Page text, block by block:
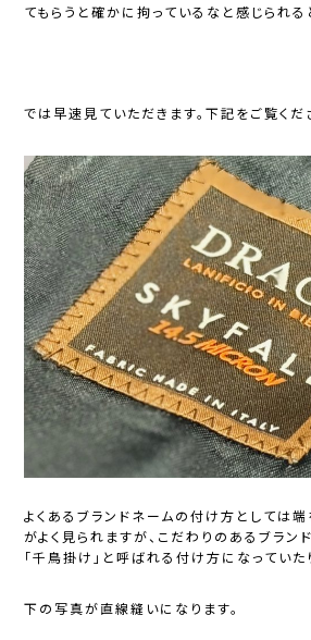
てもらうと確かに拘っているなと感じられる
では早速見ていただきます。下記をご覧くだ
よくあるブランドネームの付け方としては
がよく見られますが、こだわりのあるブラン
「千鳥掛け」と呼ばれる付け方になっていた
下の写真が直線縫いになります。